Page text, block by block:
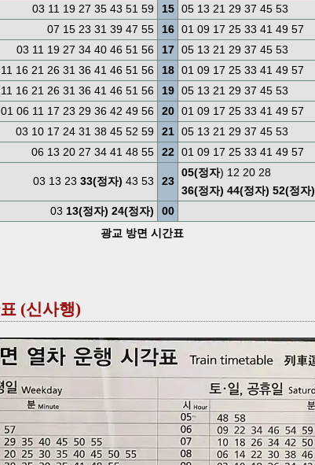
광교 방면 시간표
03 11 19 27 35 43 51 59
15
05 13 21 29 37 45 53
07 15 23 31 39 47 55
16
01 09 17 25 33 41 49 57
03 11 19 27 34 40 46 51 56
17
05 13 21 29 37 45 53
16 21 26 31 36 41 46 51 56
18
01 09 17 25 33 41 49 57
16 21 26 31 36 41 46 51 56
19
05 13 21 29 37 45 53
01 06 11 17 23 29 36 42 49 56
20
01 09 17 25 33 41 49 57
03 10 17 24 31 38 45 52 59
21
05 13 21 29 37 45 53
06 13 20 27 34 41 48 55
22 01 09 17 25 33 41 49 57
03 13 23 33(정자) 43 53 23
05(정자) 12 20 28
36(정자) 44(정자) 52(정자)
03 13(정자) 24(정자) 00
(신사행)